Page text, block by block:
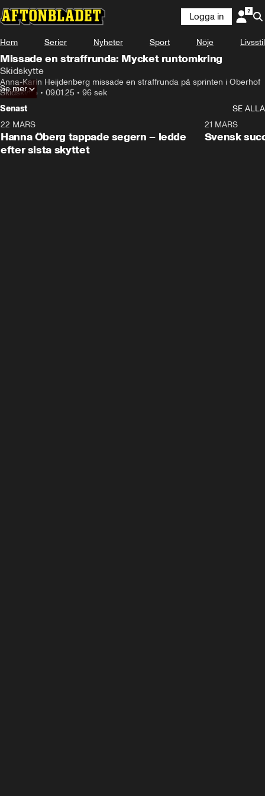
Logga in
Hem Serier Nyheter Sport Nöje Livsstil
Missade en straffrunda: Mycket runtomkring
Skidskytte
Anna-Karin Heijdenberg missade en straffrunda på sprinten i Oberhof
Skidskytte • 09.01.25 • 96 sek
Se mer
Senast
SE ALLA
22 MARS
Hanna Öberg tappade segern – ledde
efter sista skyttet
21 MARS
Svensk